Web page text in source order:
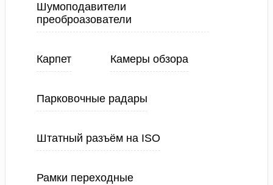
Шумоподавители
преоброазователи
Карпет Камеры обзора
Парковочные радары
Штатный разъём на ISO
Рамки переходные